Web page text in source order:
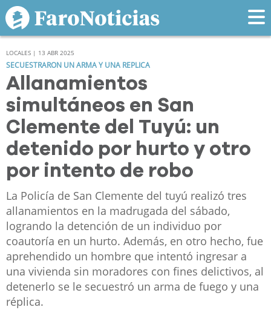
LOCALES | 13 ABR 2025
SECUESTRARON UN ARMA Y UNA REPLICA
Allanamientos
simultáneos en San
Clemente del Tuyú: un
detenido por hurto y otro
por intento de robo
La Policía de San Clemente del tuyú realizó tres
allanamientos en la madrugada del sábado,
logrando la detención de un individuo por
coautoría en un hurto. Además, en otro hecho, fue
aprehendido un hombre que intentó ingresar a
una vivienda sin moradores con fines delictivos, al
detenerlo se le secuestró un arma de fuego y una
réplica.